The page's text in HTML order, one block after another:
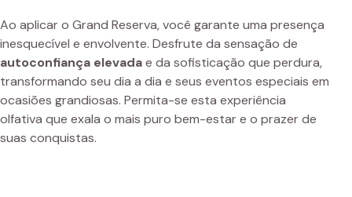
Ao aplicar o Grand Reserva, você garante uma presença
inesquecível e envolvente. Desfrute da sensação de
autoconfiança elevadae da sofisticação que perdura,
transformando seu dia a dia e seus eventos especiais em
ocasiões grandiosas. Permita-se esta experiência
olfativa que exala o mais puro bem-estar e o prazer de
suas conquistas.